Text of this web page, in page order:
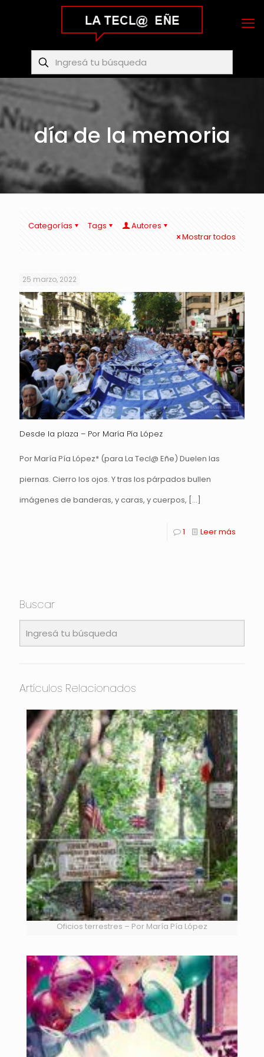
día de la memoria
Categorías Tags
Autores
Mostrar todos
25 marzo, 2022
Desde la plaza – Por María Pía López
Por María Pía López* (para La Tecl@ Eñe) Duelen las
piernas. Cierro los ojos. Y tras los párpados bullen
imágenes de banderas, y caras, y cuerpos, […]
1 Leer más
Buscar
Artículos Relacionados
Oficios terrestres – Por María Pía López